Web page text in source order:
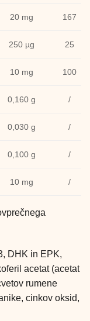
20 mg 167
250 µg 25
10 mg 100
0,160 g /
0,030 g /
0,100 g /
10 mg /
DHK in EPK,
acetat (acetat
rumene
cinkov oksid,